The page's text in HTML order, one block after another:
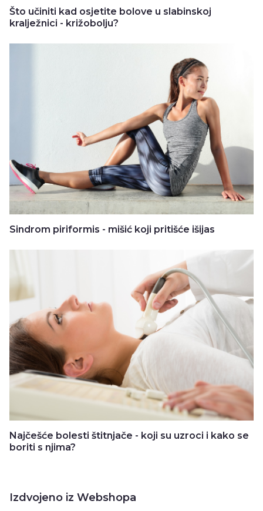
Što učiniti kad osjetite bolove u slabinskoj
kralježnici - križobolju?
Sindrom piriformis - mišić koji pritišće išijas
Najčešće bolesti štitnjače - koji su uzroci i kako se
boriti s njima?
Izdvojeno iz Webshopa